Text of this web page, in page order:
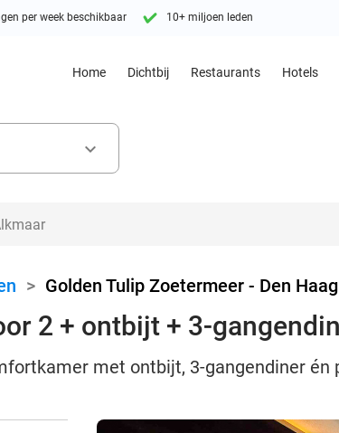
per week beschikbaar 10+ miljoen leden
Home Dichtbij Restaurants Hotels
keyboard_arrow_down
> Golden Tulip Zoetermeer - Den Haag
2 + ontbijt + 3-
met ontbijt, 3-gangendiner